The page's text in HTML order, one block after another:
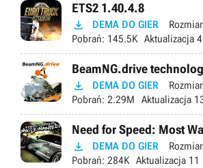
ETS2 1.40.4.8
 DEMA DO GIER
Pobrań: 145.5K Aktualizacja
BeamNG.drive
 DEMA DO GIER
Pobrań: 2.29M Aktualizacja
Need for Speed: Most
 DEMA DO GIER
Pobrań: 284K Aktualizacja 11